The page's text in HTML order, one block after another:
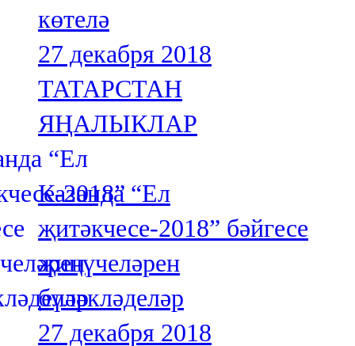
көтелә
27 декабря 2018
ТАТАРСТАН
ЯҢАЛЫКЛАР
Казанда “Ел
җитәкчесе-2018” бәйгесе
җиңүчеләрен
бүләкләделәр
27 декабря 2018